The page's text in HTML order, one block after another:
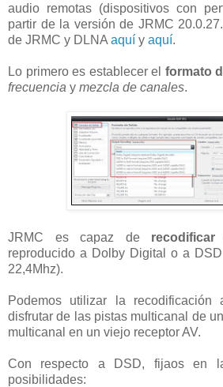
audio remotas (dispositivos con
partir de la versión de JRMC
de JRMC y DLNA aquí y aquí.
Lo primero es establecer el formato
frecuencia y mezcla de canales.
JRMC es capaz de
reproducido a Dolby Digital o a
22,4Mhz).
Podemos utilizar la
disfrutar de las pistas multicanal de
multicanal en un viejo receptor AV.
Con respecto a DSD, fijaos en
posibilidades: